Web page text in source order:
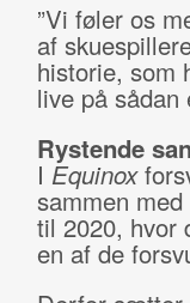
”Vi føler os
af
historie, som
live på sådan
Rystende
I Equinox
sammen
til 2020, hvor
en af de